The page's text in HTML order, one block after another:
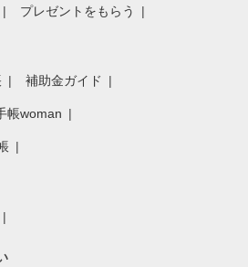
プレゼントをもらう
補助金ガイド
帳woman